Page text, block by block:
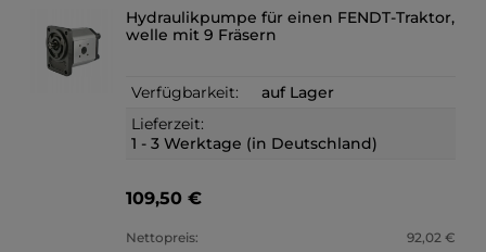
Hydraulikpumpe für einen FENDT-Traktor,
welle mit 9 Fräsern
Verfügbarkeit:
auf Lager
Lieferzeit:
1 - 3 Werktage (in Deutschland)
109,50 €
Nettopreis: 92,02 €